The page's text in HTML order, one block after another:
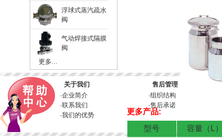
浮球式蒸汽疏水
阀
气动焊接式隔膜
阀
更多...
更多产品:
型号
容量（L
关于我们
·企业简介
·联系我们
·我们的优势
售后管理
·组织结构
·售后承诺